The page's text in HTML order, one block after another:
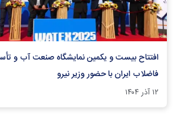
افتتاح بیست و یکمین نمایشگاه صنعت آب و
فاضلاب ایران با حضور وزیر نیرو
۱۲ آذر ۱۴۰۴